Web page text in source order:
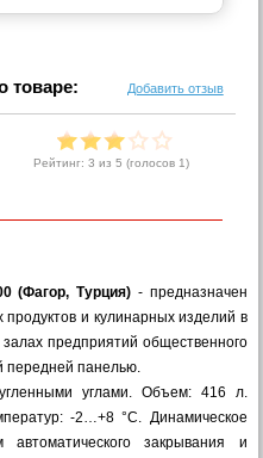
товаре: Добавить отзыв
Рейтинг: 3 из 5 (голосов 1)
(Фагор, Турция) - предназначен
и кулинарных изделий в
предприятий общественного
передней панелью.
углами. Объем: 416 л.
-2…+8 °C. Динамическое
закрывания и